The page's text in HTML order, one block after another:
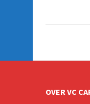
OVER VC